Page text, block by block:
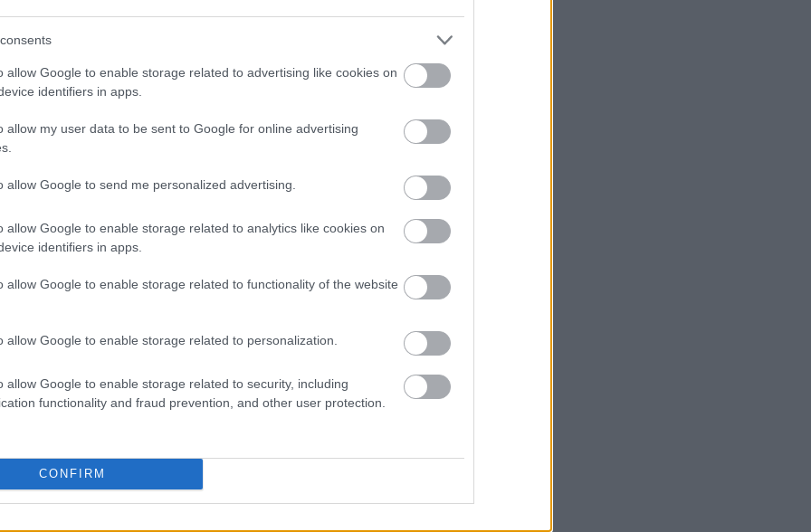
allow Google to enable storage related to advertising like cookies on
identifiers in apps.
allow my user data to be sent to Google for online advertising
allow Google to send me personalized advertising.
allow Google to enable storage related to analytics like cookies on
identifiers in apps.
allow Google to enable storage related to functionality of the website
allow Google to enable storage related to personalization.
allow Google to enable storage related to security, including
functionality and fraud prevention, and other user protection.
CONFIRM
(@dante_soo) onMar 8, 2019 at 3:59am PST
Λαμπακί καταγράφει με ένα «ωμό» τρόπο αλλά
που έχουν αυτά τα παιδιά, βάζοντας τον
του δικαστή και θέλει να κάνει μήνυση στους
κόσμο άδικο. Οι άθλιες συνθήκες διαβίωσης και οι
στους δρόμους του Λιβάνου ήταν η αφορμή για να
τα παιδιά του.